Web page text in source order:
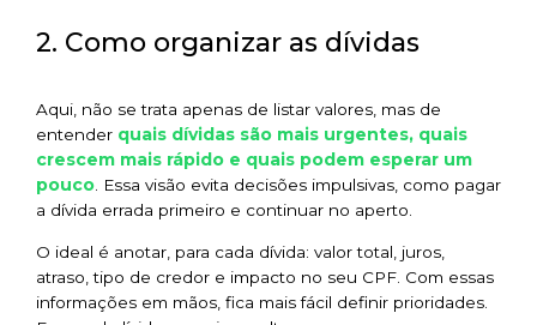
2. Como organizar as dívidas
Aqui, não se trata apenas de listar valores, mas de
entender quais dívidas são mais urgentes, quais
crescem mais rápido e quais podem esperar um
pouco . Essa visão evita decisões impulsivas, como pagar
a dívida errada primeiro e continuar no aperto.
O ideal é anotar, para cada dívida: valor total, juros,
atraso, tipo de credor e impacto no seu CPF. Com essas
informações em mãos, fica mais fácil definir prioridades.